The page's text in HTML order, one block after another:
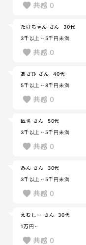
共感 0
たけちゃん さん
30代
3千以上～5千円未満
共感 0
あさひ さん
40代
5千以上～8千円未満
共感 0
匿名 さん
50代
3千以上～5千円未満
共感 0
みん さん
30代
3千以上～5千円未満
共感 0
えむしー さん
30代
1万円～
共感 0